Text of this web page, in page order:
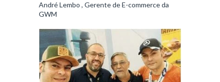
André Lembo , Gerente de E-commerce da
GWM